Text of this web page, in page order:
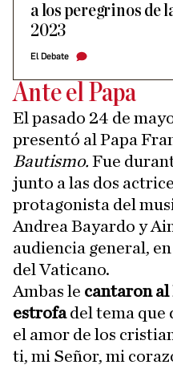
a los peregrinos de
2023
El Debate
Ante el Papa
El pasado 24 de
presentó al Papa
Bautismo. Fue
junto a las dos
protagonista del
Andrea Bayardo y
audiencia general,
del Vaticano.
Ambas le cantaron
estrofadel tema que
el amor de los
ti, mi Señor, mi